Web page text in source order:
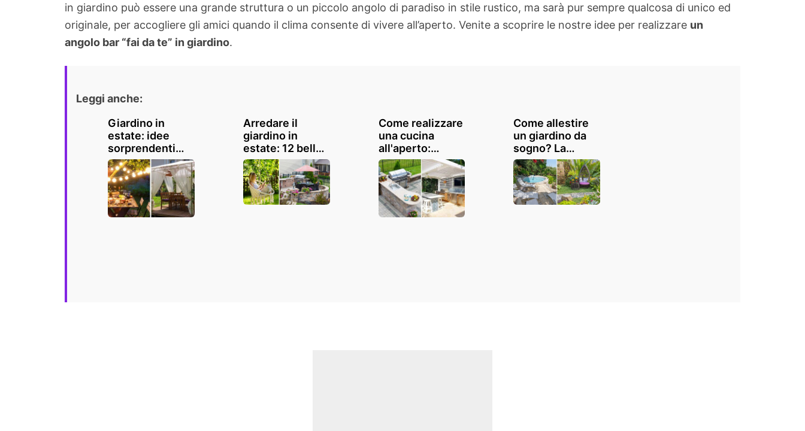
in giardino può essere una grande struttura o un piccolo angolo di paradiso in stile rustico, ma sarà pur sempre qualcosa di unico ed
originale, per accogliere gli amici quando il clima consente di vivere all’aperto. Venite a scoprire le nostre idee per realizzare un
angolo bar “fai da te” in giardino.
Leggi anche:
Giardino in
estate: idee
sorprendenti
per rendere
meraviglioso
l'outdoor con la
bella stagione
Arredare il
giardino in
estate: 12 belle
idee per un
esterno
piacevole
Come realizzare
una cucina
all'aperto:
lasciatevi
ispirare
Come allestire
un giardino da
sogno? La
risposta con
queste
bellissime idee